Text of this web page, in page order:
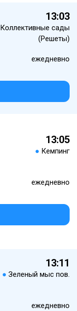
13:03
Коллективные сады
(Решеты)
ежедневно
13:05
● Кемпинг
ежедневно
13:11
● Зеленый мыс пов.
ежедневно